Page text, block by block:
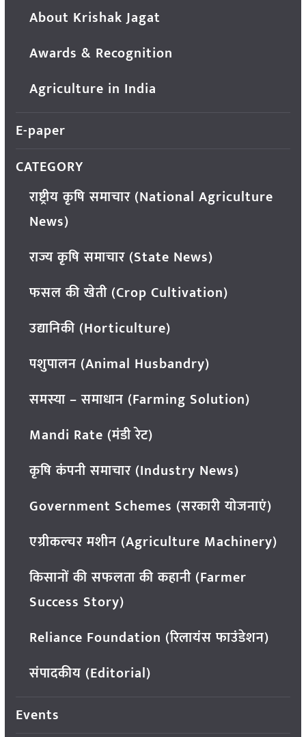
About Krishak Jagat
Awards & Recognition
Agriculture in India
E-paper
CATEGORY
राष्ट्रीय कृषि समाचार (National Agriculture
News)
राज्य कृषि समाचार (State News)
फसल की खेती (Crop Cultivation)
उद्यानिकी (Horticulture)
पशुपालन (Animal Husbandry)
समस्या – समाधान (Farming Solution)
Mandi Rate (मंडी रेट)
कृषि कंपनी समाचार (Industry News)
Government Schemes (सरकारी योजनाएं)
एग्रीकल्चर मशीन (Agriculture Machinery)
किसानों की सफलता की कहानी (Farmer
Success Story)
Reliance Foundation (रिलायंस फाउंडेशन)
संपादकीय (Editorial)
Events